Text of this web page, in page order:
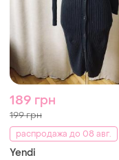
189 грн
199 грн
распродажа до 08 авг.
Yendi